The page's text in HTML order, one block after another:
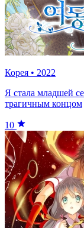
Корея • 2022
Я стала младшей
трагичным концом
10